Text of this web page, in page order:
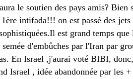
le soutien des pays amis?
intifada!!! on est passé des
est grand temps
d'embûches par l'Iran par
En Israel ,j'aurai voté BIBI,
Israel , idée abandonnée par les